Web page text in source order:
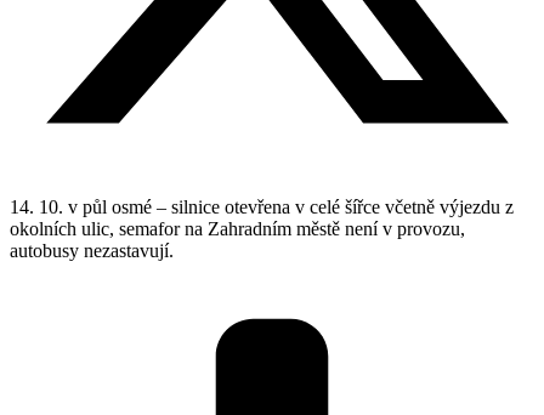
14. 10. v půl osmé – silnice otevřena v celé šířce včetně výjezdu z
okolních ulic, semafor na Zahradním městě není v provozu,
autobusy nezastavují.